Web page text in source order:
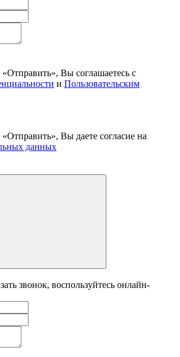
Вы соглашаетесь с
и Пользовательским
Вы даете согласие на
данных
звонок, воспользуйтесь онлайн-